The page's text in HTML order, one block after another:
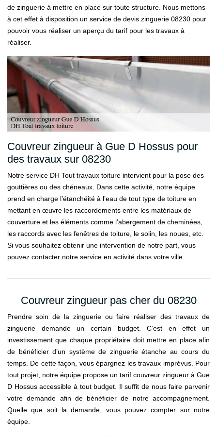
de zinguerie à mettre en place sur toute structure. Nous mettons
à cet effet à disposition un service de devis zinguerie 08230 pour
pouvoir vous réaliser un aperçu du tarif pour les travaux à
réaliser.
Couvreur zingueur à Gue D Hossus pour
des travaux sur 08230
Notre service DH Tout travaux toiture intervient pour la pose des
gouttières ou des chéneaux. Dans cette activité, notre équipe
prend en charge l’étanchéité à l’eau de tout type de toiture en
mettant en œuvre les raccordements entre les matériaux de
couverture et les éléments comme l’abergement de cheminées,
les raccords avec les fenêtres de toiture, le solin, les noues, etc.
Si vous souhaitez obtenir une intervention de notre part, vous
pouvez contacter notre service en activité dans votre ville.
Couvreur zingueur pas cher du 08230
Prendre soin de la zinguerie ou faire réaliser des travaux de
zinguerie demande un certain budget. C’est en effet un
investissement que chaque propriétaire doit mettre en place afin
de bénéficier d’un système de zinguerie étanche au cours du
temps. De cette façon, vous épargnez les travaux imprévus. Pour
tout projet, notre équipe propose un tarif couvreur zingueur à Gue
D Hossus accessible à tout budget. Il suffit de nous faire parvenir
votre demande afin de bénéficier de notre accompagnement.
Quelle que soit la demande, vous pouvez compter sur notre
équipe.